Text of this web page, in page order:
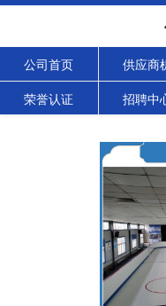
公司首页 供应商
荣誉认证 招聘中